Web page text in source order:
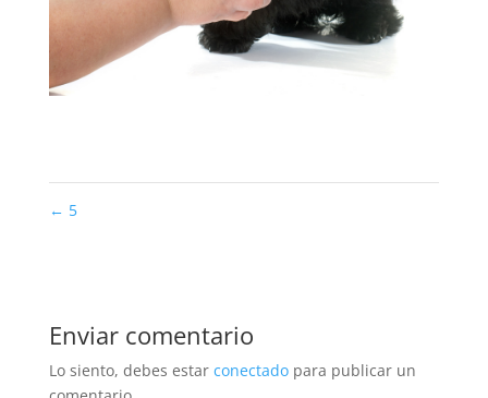
← 5
Enviar comentario
Lo siento, debes estar conectadopara publicar un